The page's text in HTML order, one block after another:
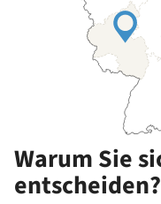
Warum Sie
entscheiden?